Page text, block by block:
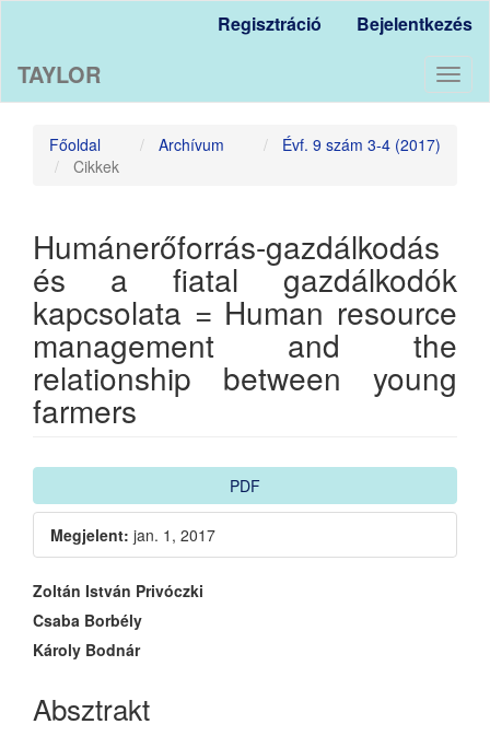
Content
Sidebar
Regisztráció Bejelentkezés
TAYLOR
Főoldal Archívum
Évf. 9 szám 3-4 (2017)
Cikkek
Humánerőforrás-gazdálkodás
és a fiatal gazdálkodók
kapcsolata = Human resource
management and the
relationship between young
farmers
Article
Sidebar
PDF
Megjelent: jan. 1, 2017
Main
Article
Content
Zoltán István Privóczki
Csaba Borbély
Károly Bodnár
Absztrakt